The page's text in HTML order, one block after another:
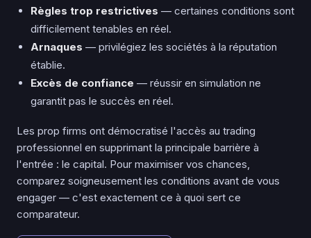
Règles trop restrictives — certaines conditions sont
difficilement tenables en réel.
Arnaques — privilégiez les sociétés à la réputation
établie.
Excès de confiance — réussir en simulation ne
garantit pas le succès en réel.
Les prop firms ont démocratisé l'accès au trading
professionnel en supprimant la principale barrière à
l'entrée : le capital. Pour maximiser vos chances,
comparez soigneusement les conditions avant de vous
engager — c'est exactement ce à quoi sert ce
comparateur.